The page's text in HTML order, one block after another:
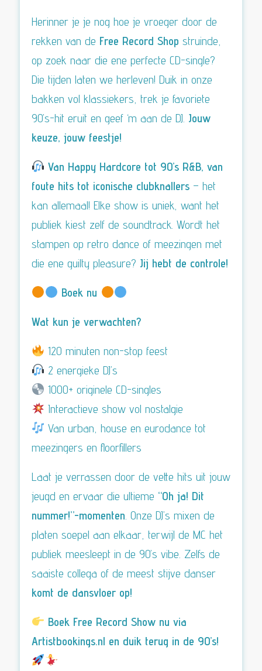
Herinner je je nog hoe je vroeger door de
rekken van de Free Record Shop struinde,
op zoek naar die ene perfecte CD-single?
Die tijden laten we herleven! Duik in onze
bakken vol klassiekers, trek je favoriete
90’s-hit eruit en geef ‘m aan de DJ. Jouw
keuze, jouw feestje!
Van Happy Hardcore tot 90’s R&B, van
foute hits tot iconische clubknallers– het
kan allemaal! Elke show is uniek, want het
publiek kiest zelf de soundtrack. Wordt het
stampen op retro dance of meezingen met
die ene guilty pleasure? Jij hebt de controle!
Boek nu
Wat kun je verwachten?
120 minuten non-stop feest
2 energieke DJ’s
1000+ originele CD-singles
Interactieve show vol nostalgie
Van urban, house en eurodance tot
meezingers en floorfillers
Laat je verrassen door de vette hits uit jouw
jeugd en ervaar die ultieme “Oh ja! Dit
nummer!”-momenten . Onze DJ’s mixen de
platen soepel aan elkaar, terwijl de MC het
publiek meesleept in de 90’s vibe. Zelfs de
saaiste collega of de meest stijve danser
komt de dansvloer op!
Boek Free Record Show nu via
Artistbookings.nl en duik terug in de 90’s!